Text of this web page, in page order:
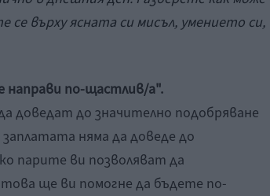
върху ясната си мисъл, умението си,
направи по-щастлив/а".
доведат до значително подобряване
няма да доведе до
парите ви позволяват да
ще ви помогне да бъдете по-